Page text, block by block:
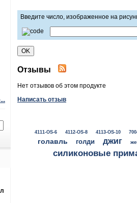
Введите число, изображенное на
Отзывы
Нет отзывов об этом продукте
Написать отзыв
4111-OS-6 4112-OS-8 4113-OS-10
голавль голди джиг
силиконовые